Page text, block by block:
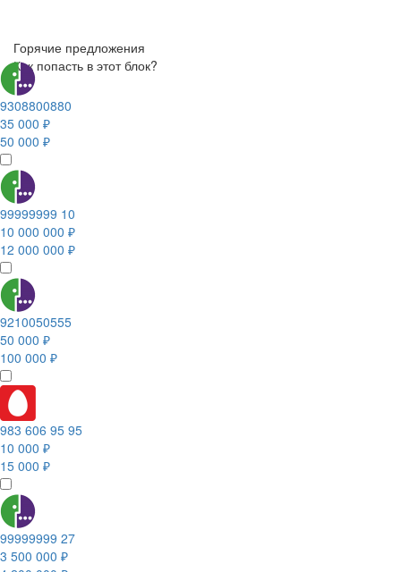
Горячие предложения
Как попасть в этот блок?
9308800880
35 000 ₽
50 000 ₽
99999999 10
10 000 000 ₽
12 000 000 ₽
9210050555
50 000 ₽
100 000 ₽
983 606 95 95
10 000 ₽
15 000 ₽
99999999 27
3 500 000 ₽